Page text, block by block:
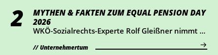
MYTHEN & FAKTEN ZUM EQUAL PENSION DAY
2026
WKÖ-Sozialrechts-Experte Rolf Gleißner nimmt 3
die Lupe und liefert Fakten.
Unternehmertum